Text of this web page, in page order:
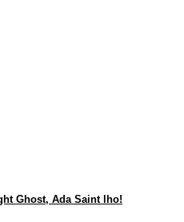
Ghost, Ada Saint lho!